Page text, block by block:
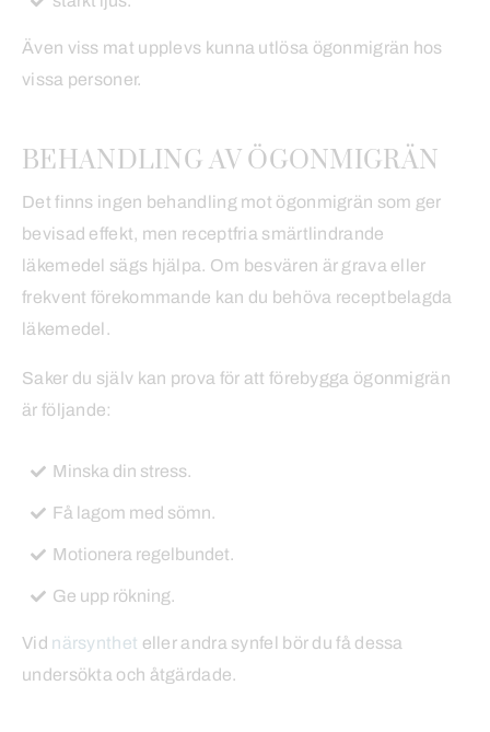
Även viss mat upplevs kunna utlösa ögonmigrän hos
vissa personer.
BEHANDLING AV ÖGONMIGRÄN
Det finns ingen behandling mot ögonmigrän som ger
bevisad effekt, men receptfria smärtlindrande
läkemedel sägs hjälpa. Om besvären är grava eller
frekvent förekommande kan du behöva receptbelagda
läkemedel.
Saker du själv kan prova för att förebygga ögonmigrän
är följande:
Minska din stress.
Få lagom med sömn.
Motionera regelbundet.
Ge upp rökning.
Vid närsynthet eller andra synfel bör du få dessa
undersökta och åtgärdade.